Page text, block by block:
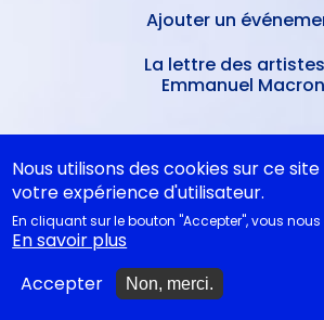
Ajouter un
La lettre des
Emmanuel Macron
EN CLASSE
Documentations
Collègiens
Nous utilisons des cookies sur ce
votre expérience d'utilisateur.
En cliquant sur le bouton "Accepter", vous
En savoir plus
Accepter
Non, merci.